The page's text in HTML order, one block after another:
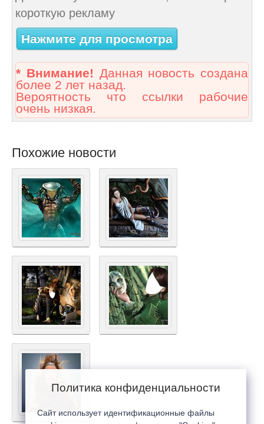
короткую рекламу
Нажмите для просмотра
* Внимание! Данная новость создана
более 2 лет назад.
Вероятность что ссылки рабочие
очень низкая.
Похожие новости
Политика конфиденциальности
Сайт использует идентификационные файлы